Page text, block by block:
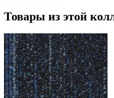
Товары из этой